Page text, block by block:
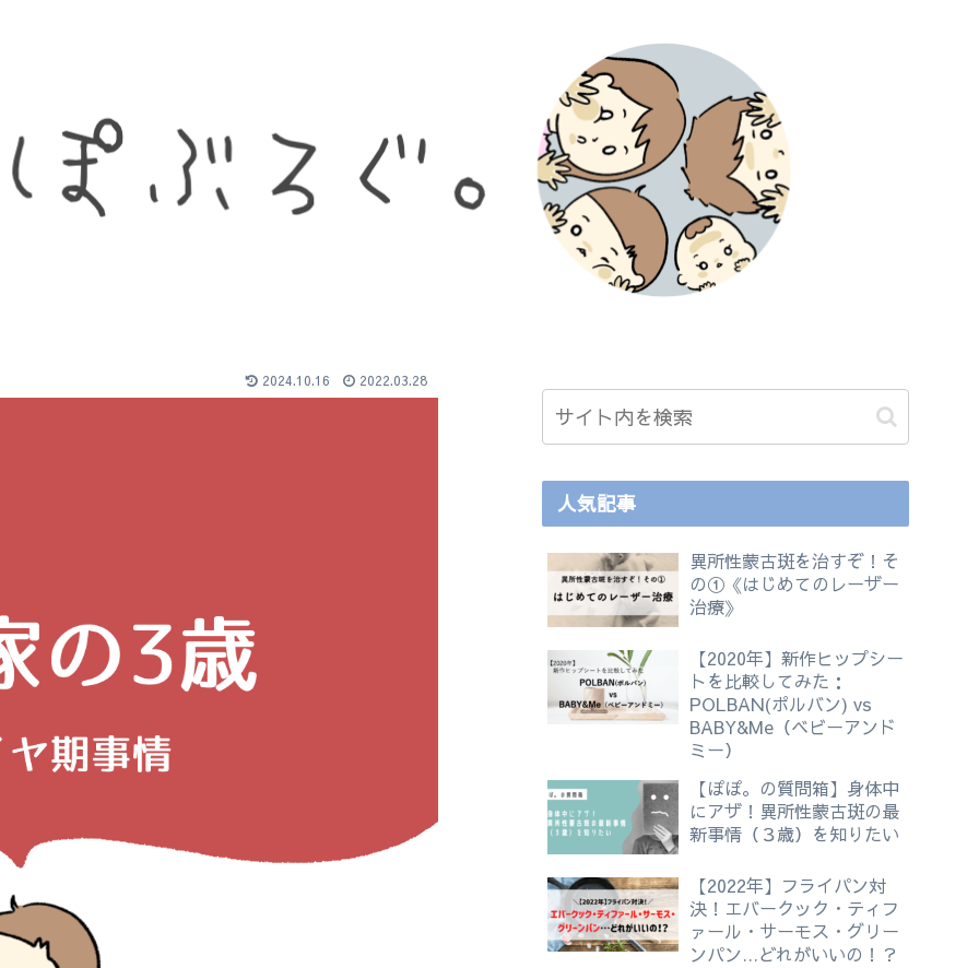
2024.10.16 2022.03.28
人気記事
異所性蒙古斑を治すぞ！そ
の①《はじめてのレーザー
治療》
【2020年】新作ヒップシー
トを比較してみた：
POLBAN(ポルバン) vs
BABY&Me（ベビーアンド
ミー）
【ぽぽ。の質問箱】身体中
にアザ！異所性蒙古斑の最
新事情（３歳）を知りたい
【2022年】フライパン対
決！エバークック・ティフ
ァール・サーモス・グリー
ンパン…どれがいいの！？